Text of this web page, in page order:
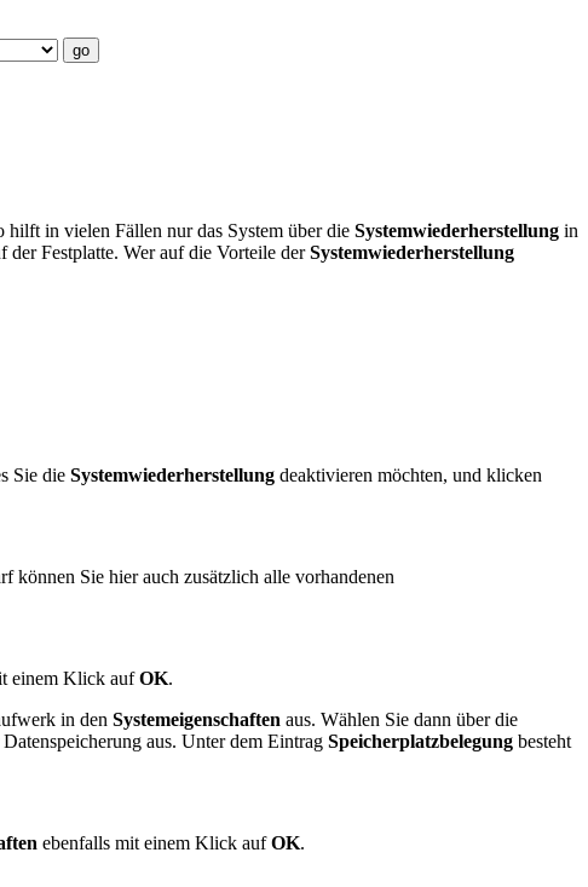
hilft in vielen Fällen nur das System über die Systemwiederherstellung in
der Festplatte. Wer auf die Vorteile derSystemwiederherstellung
Sie die Systemwiederherstellung deaktivieren möchten, und klicken
können Sie hier auch zusätzlich alle vorhandenen
einem Klick aufOK.
in den Systemeigenschaften aus. Wählen Sie dann über die
aus. Unter dem Eintrag Speicherplatzbelegung besteht
ebenfalls mit einem Klick aufOK.